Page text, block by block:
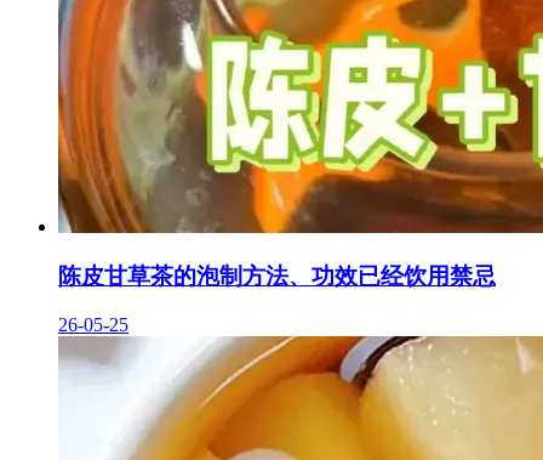
陈皮甘草茶的泡制方法、功效已经饮用禁忌
26-05-25